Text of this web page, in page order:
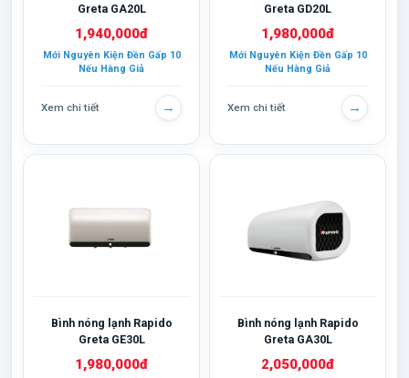
Greta GA20L
1,940,000đ
Mới Nguyên Kiện Đền Gấp 10
Nếu Hàng Giả
Xem chi tiết →
Greta GD20L
1,980,000đ
Mới Nguyên Kiện Đền Gấp 10
Nếu Hàng Giả
Xem chi tiết →
Bình nóng lạnh Rapido
Greta GE30L
1,980,000đ
Bình nóng lạnh Rapido
Greta GA30L
2,050,000đ